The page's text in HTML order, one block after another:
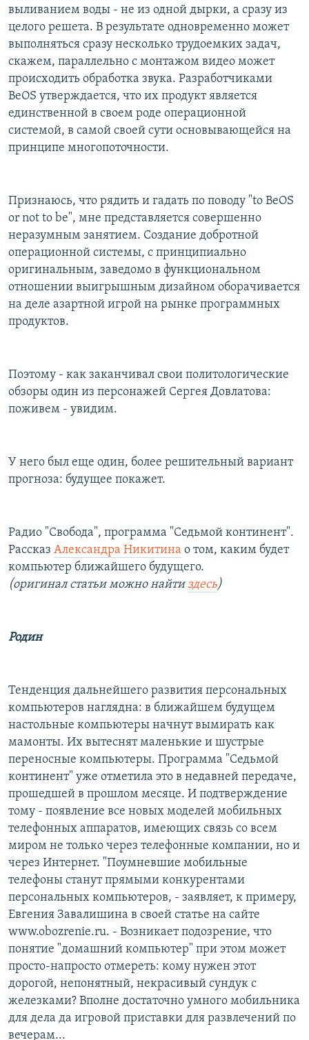
выливанием воды - не из одной дырки, а сразу из
целого решета. В результате одновременно может
выполняться сразу несколько трудоемких задач,
скажем, параллельно с монтажом видео может
происходить обработка звука. Разработчиками
BeOS утверждается, что их продукт является
единственной в своем роде операционной
системой, в самой своей сути основывающейся на
принципе многопоточности.
Признаюсь, что рядить и гадать по поводу "to BeOS
or not to be", мне представляется совершенно
неразумным занятием. Создание добротной
операционной системы, с принципиально
оригинальным, заведомо в функциональном
отношении выигрышным дизайном оборачивается
на деле азартной игрой на рынке программных
продуктов.
Поэтому - как заканчивал свои политологические
обзоры один из персонажей Сергея Довлатова:
поживем - увидим.
У него был еще один, более решительный вариант
прогноза: будущее покажет.
Радио "Свобода", программа "Седьмой континент".
Рассказ Александра Никитина о том, каким будет
компьютер ближайшего будущего.
(оригинал статьи можно найтиздесь)
Родин
Тенденция дальнейшего развития персональных
компьютеров наглядна: в ближайшем будущем
настольные компьютеры начнут вымирать как
мамонты. Их вытеснят маленькие и шустрые
переносные компьютеры. Программа "Седьмой
континент" уже отметила это в недавней передаче,
прошедшей в прошлом месяце. И подтверждение
тому - появление все новых моделей мобильных
телефонных аппаратов, имеющих связь со всем
миром не только через телефонные компании, но и
через Интернет. "Поумневшие мобильные
телефоны станут прямыми конкурентами
персональных компьютеров, - заявляет, к примеру,
Евгения Завалишина в своей статье на сайте
www.obozrenie.ru. - Возникает подозрение, что
понятие "домашний компьютер" при этом может
просто-напросто отмереть: кому нужен этот
дорогой, непонятный, некрасивый сундук с
железками? Вполне достаточно умного мобильника
для дела да игровой приставки для развлечений по
вечерам...